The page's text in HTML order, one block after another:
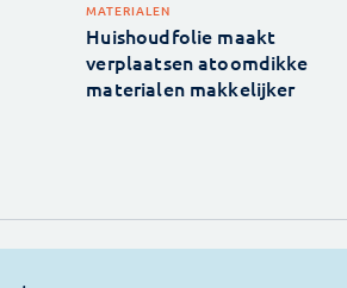
MATERIALEN
Huishoudfolie maakt
verplaatsen atoomdikke
materialen makkelijker